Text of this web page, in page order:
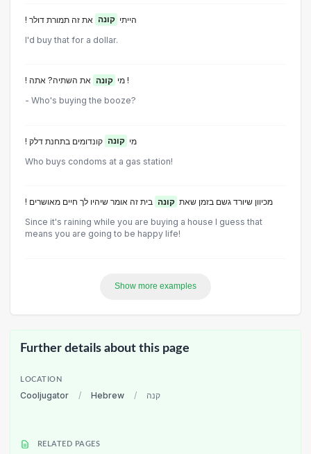
! הייתי קונה את זה תמורת דולר
I'd buy that for a dollar.
! מי קונה
את השתיה? אתה !
- Who's buying the booze?
! מי קונה קונדומים בתחנת דלק
Who buys condoms at a gas station!
! מכיוון שיורד גשם בזמן שאת קונה בית זה אומר שיהיו לך חיים מאושרים
Since it's raining while you are buying a house I guess that
means you are going to be happy life!
Show more examples
Further details about this page
LOCATION
Cooljugator / Hebrew / קנה
RELATED PAGES